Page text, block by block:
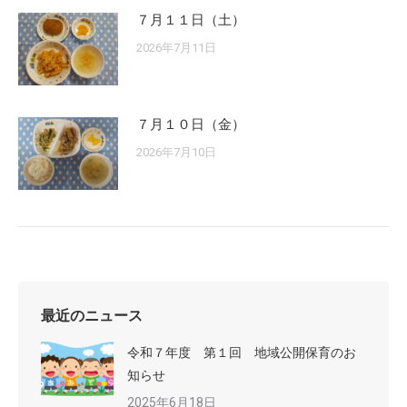
７月１１日（土）
2026年7月11日
７月１０日（金）
2026年7月10日
最近のニュース
令和７年度 第１回 地域公開保育のお
知らせ
2025年6月18日